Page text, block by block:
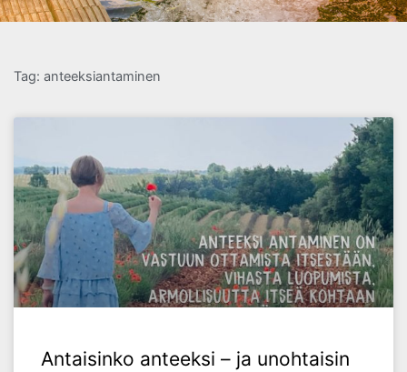
Tag: anteeksiantaminen
Antaisinko anteeksi – ja unohtaisin